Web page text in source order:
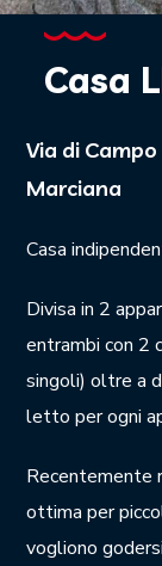
Casa
Via di
Marciana
Casa
Divisa in 2
entrambi con 2
singoli) oltre a
letto per ogni
Recentemente
ottima per
vogliono